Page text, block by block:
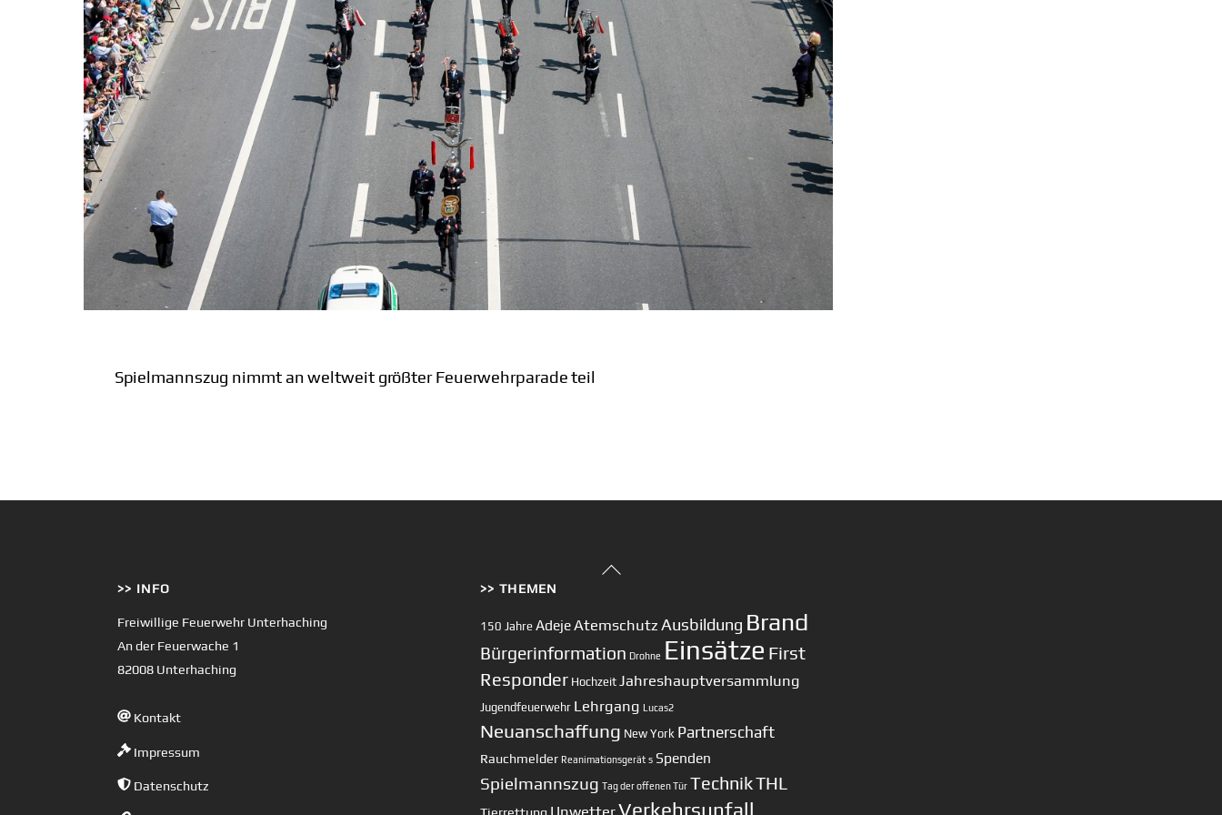
Spielmannszug nimmt an weltweit größter Feuerwehrparade teil
Back
>> INFO
Freiwillige Feuerwehr Unterhaching
An der Feuerwache 1
82008 Unterhaching
Kontakt
Impressum
Datenschutz
>> THEMEN
150 Jahre AdejeAtemschutz Ausbildung Brand
Bürgerinformation Drohne Einsätze First
Responder Hochzeit Jahreshauptversammlung
Jugendfeuerwehr Lehrgang Lucas2
Neuanschaffung New York Partnerschaft
Rauchmelder Reanimationsgerät s Spenden
Spielmannszug Tag der offenen Tür TechnikTHL
Tierrettung UnwetterVerkehrsunfall